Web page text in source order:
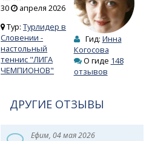
30 апреля 2026
Тур:Турлидер в
Словении -
настольный
теннис "ЛИГА
ЧЕМПИОНОВ"
Гид: Инна
Когосова
О гиде 148
отзывов
ДРУГИЕ ОТЗЫВЫ
Ефим, 04 мая 2026